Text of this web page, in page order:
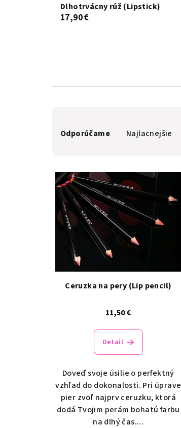
Dlhotrvácny rúž (Lipstick)
17,90 €
a
e
n
r
o
v
Odporúčame Najlacnejšie
V
ý
p
p
t
o
Ceruzka na pery (Lip pencil)
11,50 €
Detail
Doveď svoje úsilie o perfektný
vzhľad do dokonalosti. Pri úprave
pier zvoľ najprv ceruzku, ktorá
dodá Tvojim perám bohatú farbu
na dlhý čas....